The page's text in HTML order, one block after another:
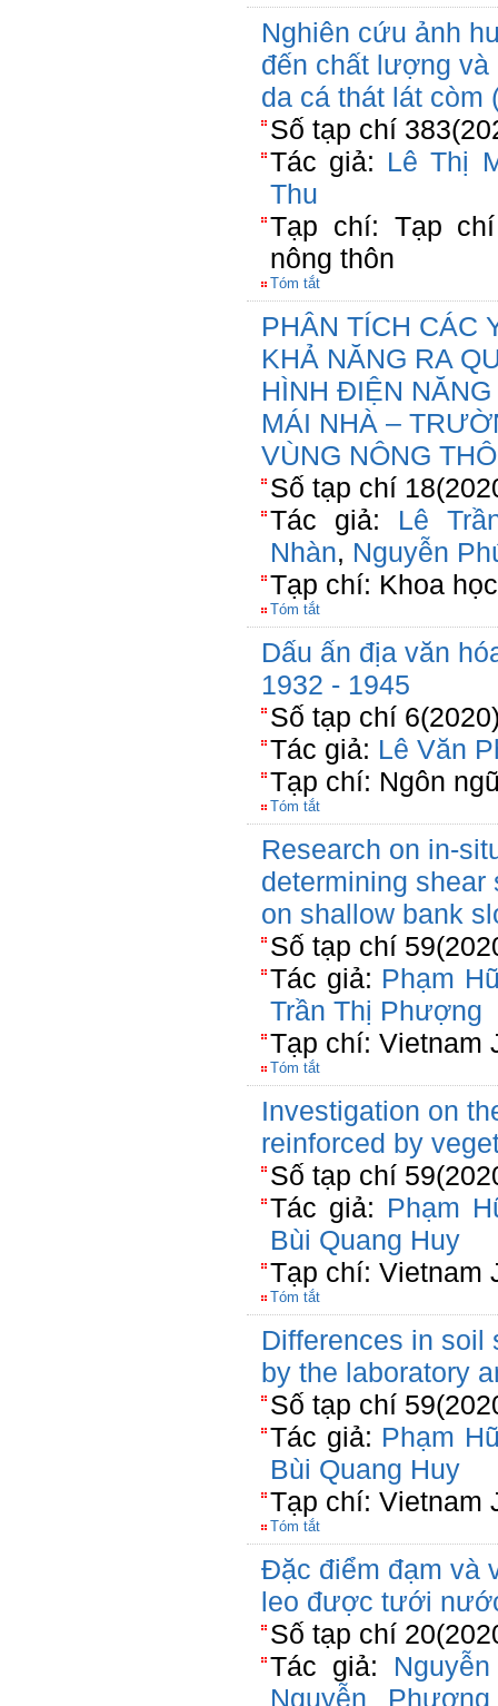
Nghiên cứu ảnh
đến chất lượng
da cá thát lát còm
Số tạp chí
Tác giả: Lê Thị
Thu
Tạp chí: Tạp
nông thôn
Tóm tắt
PHÂN TÍCH CÁC
KHẢ NĂNG RA
HÌNH ĐIỆN
MÁI NHÀ –
VÙNG NÔNG
Số tạp chí
Tác giả: Lê
Nhàn, Nguyễn
Tạp chí: Khoa
Tóm tắt
Dấu ấn địa văn
1932 - 1945
Số tạp chí
Tác giả: Lê Văn
Tạp chí: Ngôn
Tóm tắt
Research on in-
determining shear
on shallow bank
Số tạp chí
Tác giả: Phạm
Trần Thị Phượng
Tạp chí: Vietnam
Tóm tắt
Investigation on
reinforced by
Số tạp chí
Tác giả: Phạm
Bùi Quang Huy
Tạp chí: Vietnam
Tóm tắt
Differences in soil
by the laboratory
Số tạp chí
Tác giả: Phạm
Bùi Quang Huy
Tạp chí: Vietnam
Tóm tắt
Đặc điểm đạm và
leo được tưới
Số tạp chí
Tác giả:
Nguyễn